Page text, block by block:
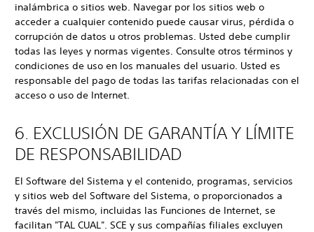
inalámbrica o sitios web. Navegar por los sitios web o
acceder a cualquier contenido puede causar virus, pérdida o
corrupción de datos u otros problemas. Usted debe cumplir
todas las leyes y normas vigentes. Consulte otros términos y
condiciones de uso en los manuales del usuario. Usted es
responsable del pago de todas las tarifas relacionadas con el
acceso o uso de Internet.
6. EXCLUSIÓN DE GARANTÍA Y LÍMITE
DE RESPONSABILIDAD
El Software del Sistema y el contenido, programas, servicios
y sitios web del Software del Sistema, o proporcionados a
través del mismo, incluidas las Funciones de Internet, se
facilitan "TAL CUAL". SCE y sus compañías filiales excluyen